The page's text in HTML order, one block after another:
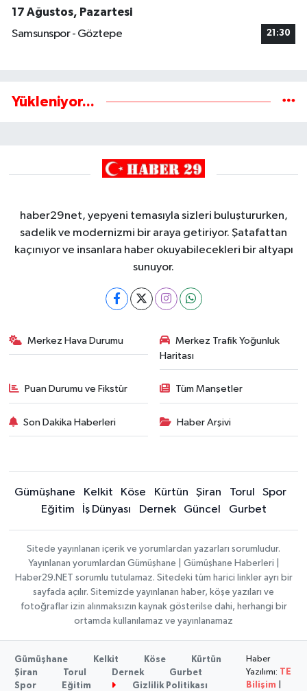
17 Ağustos, Pazartesi
Samsunspor - Göztepe
21:30
Yükleniyor...
haber29net, yepyeni temasıyla sizleri buluştururken,
sadelik ve modernizmi bir araya getiriyor. Şatafattan
kaçınıyor ve insanlara haber okuyabilecekleri bir altyapı
sunuyor.
Merkez Hava Durumu
Merkez Trafik Yoğunluk
Haritası
Puan Durumu ve Fikstür Tüm Manşetler
Son Dakika Haberleri Haber Arşivi
Gümüşhane Kelkit Köse Kürtün Şiran Torul
Spor
Eğitim
İş Dünyası Dernek Güncel Gurbet
Sitede yayınlanan içerik ve yorumlardan yazarları sorumludur.
Yayınlanan yorumlardan Gümüşhane | Gümüşhane Haberleri |
Haber29.NET sorumlu tutulamaz. Sitedeki tüm harici linkler ayrı bir
sayfada açılır. Sitemizde yayınlanan haber, köşe yazıları ve
fotoğraflar izin alınmaksızın kaynak gösterilse dahi, herhangi bir
ortamda kullanılamaz ve yayınlanamaz
Gümüşhane Kelkit Köse
Kürtün
Şiran
Torul Dernek
Gurbet
Spor
Eğitim Gizlilik Politikası
Haber
Yazılımı:
TE
Bilişim